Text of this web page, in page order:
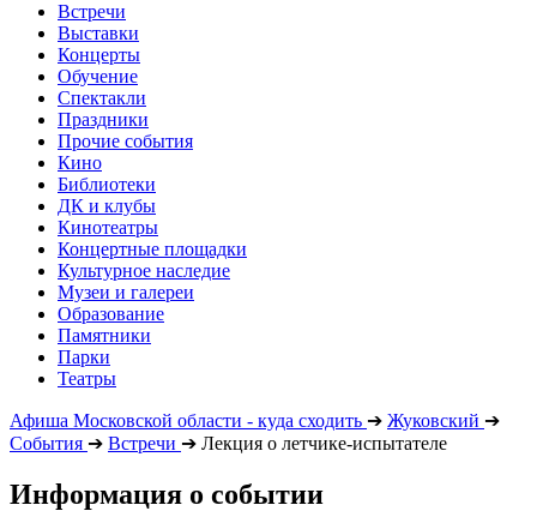
Встречи
Выставки
Концерты
Обучение
Спектакли
Праздники
Прочие события
Кино
Библиотеки
ДК и клубы
Кинотеатры
Концертные площадки
Культурное наследие
Музеи и галереи
Образование
Памятники
Парки
Театры
Афиша Московской области - куда сходить ➔ Жуковский ➔
События ➔ Встречи ➔ Лекция о летчике-испытателе
Информация о событии